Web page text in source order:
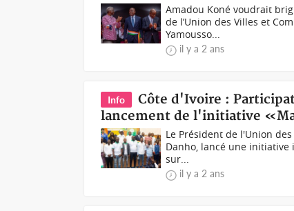
Amadou Koné voudrait
de l’Union des Villes et
Yamousso...
il y a 2 ans
Info
Côte d'Ivoire :
lancement de l'initiative
Le Président de l'Union
Danho, lancé une
sur...
il y a 2 ans